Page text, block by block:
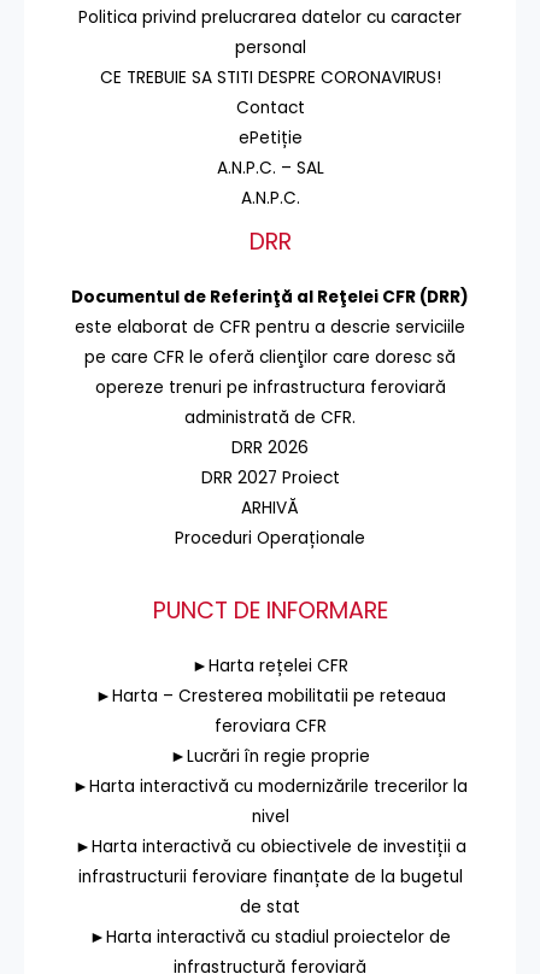
Politica privind prelucrarea datelor cu caracter
personal
CE TREBUIE SA STITI DESPRE CORONAVIRUS!
Contact
ePetiție
A.N.P.C. – SAL
A.N.P.C.
DRR
Documentul de Referinţă al Reţelei CFR (DRR)
este elaborat de CFR pentru a descrie serviciile
pe care CFR le oferă clienţilor care doresc să
opereze trenuri pe infrastructura feroviară
administrată de CFR.
DRR 2026
DRR 2027 Proiect
ARHIVĂ
Proceduri Operaționale
PUNCT DE INFORMARE
►Harta rețelei CFR
►Harta – Cresterea mobilitatii pe reteaua
feroviara CFR
►Lucrări în regie proprie
►Harta interactivă cu modernizările trecerilor la
nivel
►Harta interactivă cu obiectivele de investiții a
infrastructurii feroviare finanțate de la bugetul
de stat
►Harta interactivă cu stadiul proiectelor de
infrastructură feroviară